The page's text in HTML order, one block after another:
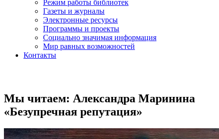
Режим работы библиотек
Газеты и журналы
Электронные ресурсы
Программы и проекты
Социально значимая информация
Мир равных возможностей
Контакты
Мы читаем: Александра Маринина
«Безупречная репутация»